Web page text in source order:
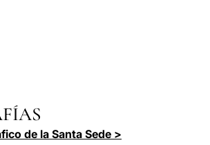
de la Santa Sede >